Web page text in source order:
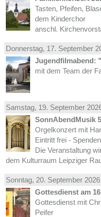
Tasten, Pfeifen,
dem Kinderchor
anschl.
Donnerstag, 17. September
Jugendfilmabend:
mit dem Team der
Samstag, 19. September
SonnAbendMusik 5
Orgelkonzert mit
Eintritt frei -
Die Veranstaltung
dem Kulturraum Leipziger
Sonntag, 20. September
Gottesdienst am
Gottesdienst mit
Peifer